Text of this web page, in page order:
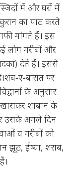
में और घरों में
का पाठ करते
मांगते हैं। इस
लोग गरीबों और
देते हैं। इससे
ए-बारात पर
के अनुसार
शाबान के
उसके अगले दिन
व गरीबों को
झूठ, ईष्या, शराब,